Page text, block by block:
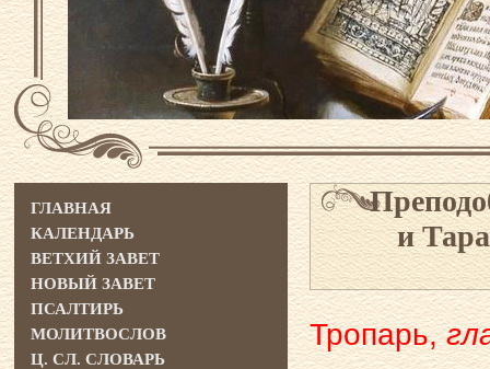
и
Тропарь,
ГЛАВНАЯ
КАЛЕНДАРЬ
ВЕТХИЙ ЗАВЕТ
НОВЫЙ ЗАВЕТ
ПСАЛТИРЬ
МОЛИТВОСЛОВ
Ц. СЛ. СЛОВАРЬ